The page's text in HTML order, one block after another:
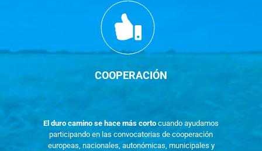
COOPERACIÓN
El duro camino se hace más corto cuando ayudamos
participando en las convocatorias de cooperación
europeas, nacionales, autonómicas, municipales y